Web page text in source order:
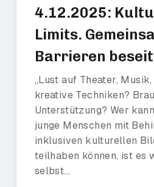
4.12.2025:
Limits.
Barrieren
„Lust auf Theater, Musik,
kreative Techniken?
Unterstützung? Wer
junge Menschen mit
inklusiven kulturellen
teilhaben können, ist es
selbst...